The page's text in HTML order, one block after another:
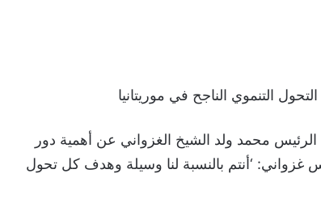
التنموي الناجح في موريتانيا
محمد ولد الشيخ الغزواني عن أهمية دور
غزواني: ‘أنتم بالنسبة لنا وسيلة وهدف كل تحول